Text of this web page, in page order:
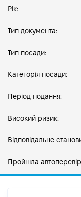
Рік:
Тип документа:
Тип посади:
Категорія посади:
Період подання:
Високий ризик:
Відповідальне
Пройшла